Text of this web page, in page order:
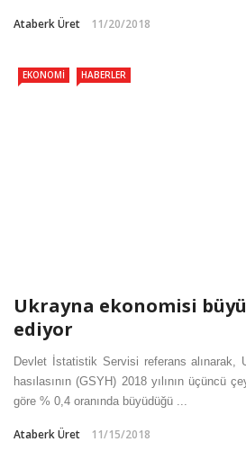
Ataberk Üret 11/20/2018
EKONOMI HABERLER
Ukrayna ekonomisi
ediyor
Devlet İstatistik Servisi referans alınarak,
hasılasının (GSYH) 2018 yılının üçüncü
göre % 0,4 oranında büyüdüğü ...
Ataberk Üret 11/15/2018